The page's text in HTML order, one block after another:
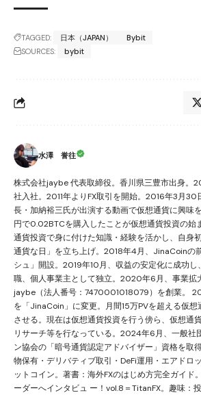
TAGGED: 日本（JAPAN）
Bybit
SOURCES:
bybit
水澤 誉往
株式会社jaybe 代表取締役。香川県三豊市出身。
社入社。2011年よりFX取引を開始。2016年3月
長・加納裕三氏が出演する動画で仮想通貨に興味
円で0.02BTCを購入したことが仮想通貨投資の始
通貨投資で身に付けた知識・経験を活かし、自身
通貨な日」を立ち上げ。2018年4月、JinaCoinの
シュ」開設。2019年10月、収益の安定化に成功し
職、個人事業主として独立。2020年6月、事業拡
jaybe（法人番号：7470001018079）を創業。
を「JinaCoin」に変更。月間15万PVを超える仮
させる。現在は仮想通貨投資を行う傍ら、仮想通
リサーチ等を行なっている。2024年6月、一般社
ン協会の「暗号通貨認定アドバイザー」資格を取
物保有・デリバティブ取引・DeFi運用・エアドロ
ットコイン。著書：海外FXのはじめ方完全ガイド
ーダーへインタビュ ー！vol.8＝TitanFX。趣味：